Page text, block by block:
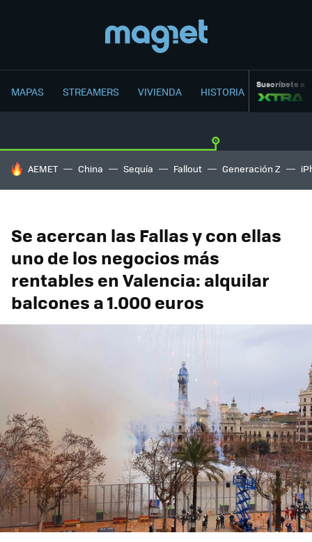
MAPAS STREAMERS VIVIENDA HISTORIA Suscríbete a
HOY SE HABLA DE
AEMET China Sequía Fallout Generación Z
Se acercan las Fallas y con ellas
uno de los negocios más
rentables en Valencia: alquilar
balcones a 1.000 euros